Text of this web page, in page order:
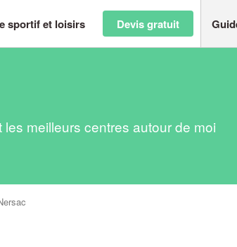
sportif et loisirs Devis gratuit
meilleurs centres autour de moi